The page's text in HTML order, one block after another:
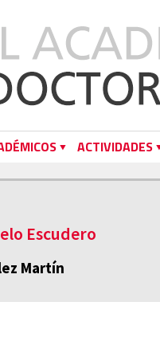
ACTIVIDADES
Escudero
Martín